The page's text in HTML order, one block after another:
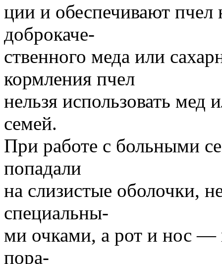
ции и обеспечивают
доброкаче-
ственного меда или
кормления пчел
нельзя использовать мед
семей.
При работе с больными
попадали
на слизистые оболочки,
специальны-
ми очками, а рот и нос —
пора-